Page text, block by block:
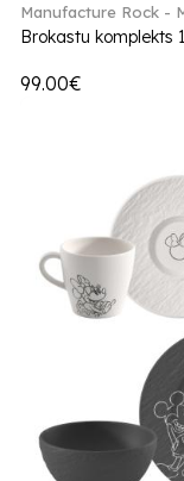
Manufacture Rock -
Brokastu komplekts
99.00€